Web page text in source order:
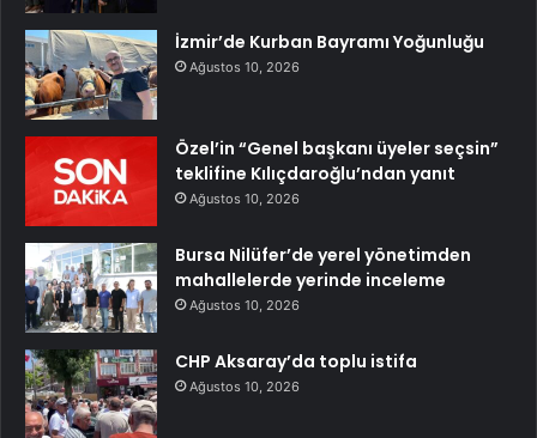
İzmir’de Kurban Bayramı Yoğunluğu
Ağustos 10, 2026
Özel’in “Genel başkanı üyeler seçsin”
teklifine Kılıçdaroğlu’ndan yanıt
Ağustos 10, 2026
Bursa Nilüfer’de yerel yönetimden
mahallelerde yerinde inceleme
Ağustos 10, 2026
CHP Aksaray’da toplu istifa
Ağustos 10, 2026